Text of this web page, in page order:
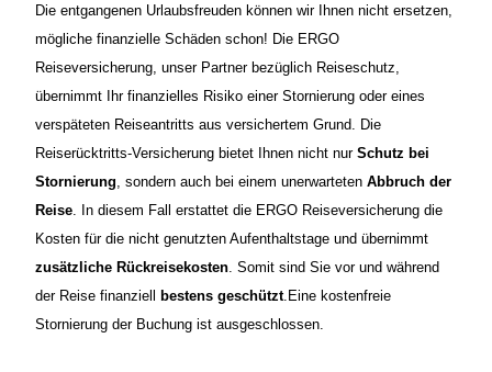
Die entgangenen Urlaubsfreuden können wir Ihnen nicht ersetzen,
mögliche finanzielle Schäden schon! Die ERGO
Reiseversicherung, unser Partner bezüglich Reiseschutz,
übernimmt Ihr finanzielles Risiko einer Stornierung oder eines
verspäteten Reiseantritts aus versichertem Grund. Die
Reiserücktritts-Versicherung bietet Ihnen nicht nur Schutz bei
Stornierung , sondern auch bei einem unerwarteten Abbruch der
Reise . In diesem Fall erstattet die ERGO Reiseversicherung die
Kosten für die nicht genutzten Aufenthaltstage und übernimmt
zusätzliche Rückreisekosten . Somit sind Sie vor und während
der Reise finanziell bestens geschützt. Eine kostenfreie
Stornierung der Buchung ist ausgeschlossen.